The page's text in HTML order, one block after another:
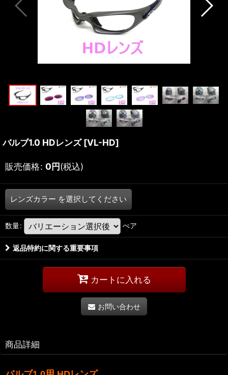
バルブ1.0 HDレンズ [VL-HD]
販売価格: 0円(税込)
レンズカラー を選択してください
数量: ぺア
返品特約に関する重要事項
カートに入れる
お問い合わせ
商品詳細